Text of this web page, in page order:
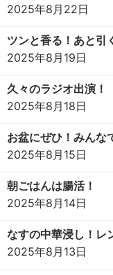
2025年8月22日
ツンと香る！あと引
2025年8月19日
久々のラジオ出演！
2025年8月18日
お盆にぜひ！みんな
2025年8月15日
朝ごはんは腸活！
2025年8月14日
なすの中華浸し！レ
2025年8月13日